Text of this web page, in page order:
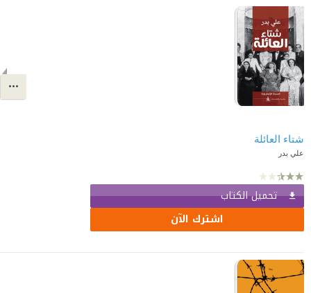
شتاء العائلة
علي بدر
تحميل الكتاب
اشترك الآن